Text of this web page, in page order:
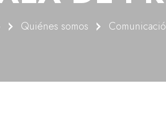
Quiénes somos